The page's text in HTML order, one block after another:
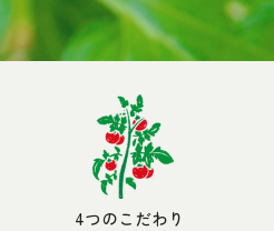
4つのこだわり